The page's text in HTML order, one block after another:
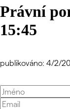
Právní
15:45
publikováno: 4/2/